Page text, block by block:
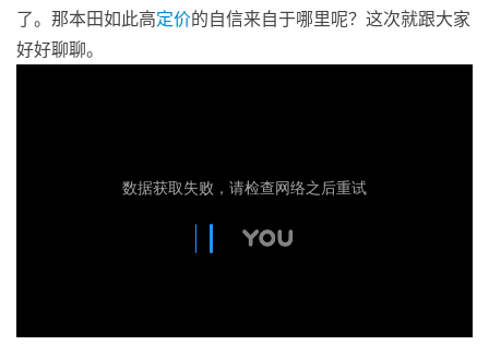
了。那本田如此高定价的自信来自于哪里呢？这次就跟大家
好好聊聊。